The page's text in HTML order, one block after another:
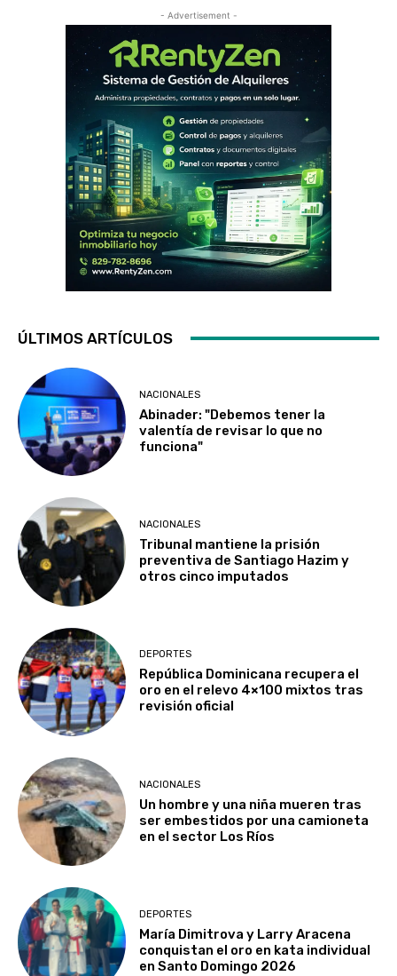
- Advertisement -
ÚLTIMOS ARTÍCULOS
NACIONALES
Abinader: "Debemos tener la
valentía de revisar lo que no
funciona"
NACIONALES
Tribunal mantiene la prisión
preventiva de Santiago Hazim y
otros cinco imputados
DEPORTES
República Dominicana recupera el
oro en el relevo 4×100 mixtos tras
revisión oficial
NACIONALES
Un hombre y una niña mueren tras
ser embestidos por una camioneta
en el sector Los Ríos
DEPORTES
María Dimitrova y Larry Aracena
conquistan el oro en kata individual
en Santo Domingo 2026